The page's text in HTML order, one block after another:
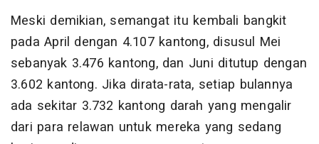
​Meski demikian, semangat itu kembali bangkit
pada April dengan 4.107 kantong, disusul Mei
sebanyak 3.476 kantong, dan Juni ditutup dengan
3.602 kantong. Jika dirata-rata, setiap bulannya
ada sekitar 3.732 kantong darah yang mengalir
dari para relawan untuk mereka yang sedang